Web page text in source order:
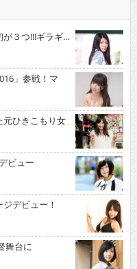
３つ!!!ギラギ...
」参戦！マ
ひきこもり女
ビュー
デビュー！
舞台に